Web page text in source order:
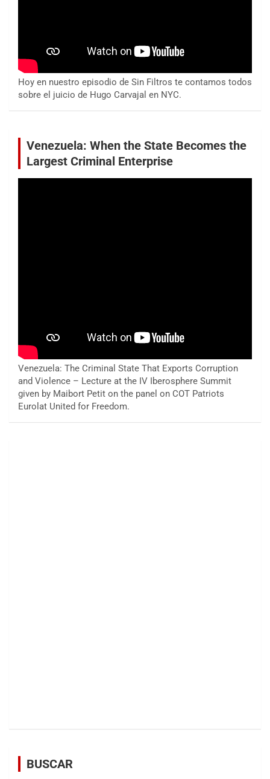
Hoy en nuestro episodio de Sin Filtros te contamos todos
sobre el juicio de Hugo Carvajal en NYC.
Venezuela: When the State Becomes the
Largest Criminal Enterprise
Venezuela: The Criminal State That Exports Corruption
and Violence – Lecture at the IV Iberosphere Summit
given by Maibort Petit on the panel on COT Patriots
Eurolat United for Freedom.
BUSCAR